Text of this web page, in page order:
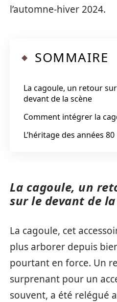
l’automne-hiver 2024.
SOMMAIRE
La cagoule, un retour
devant de la scène
Comment intégrer la
L’héritage des années 80
La cagoule, un
sur le devant de
La cagoule, cet
plus arborer depuis
pourtant en force. Un
surprenant pour un
souvent, a été relégué